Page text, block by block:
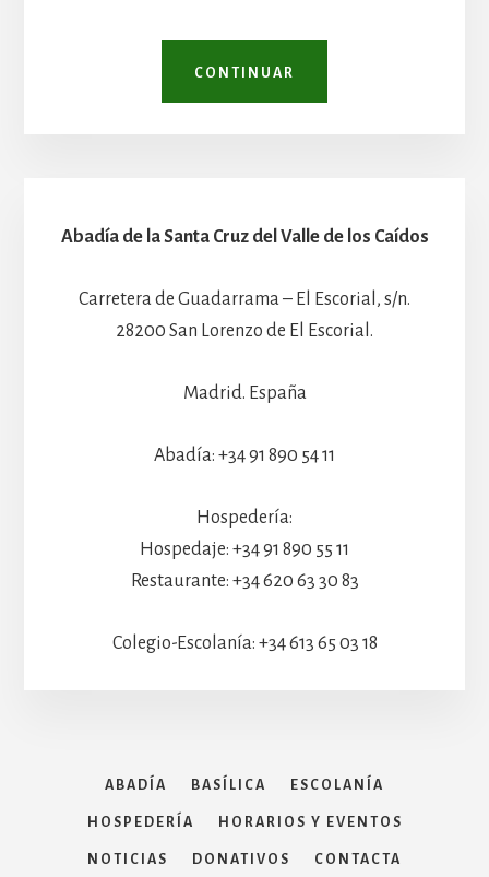
CONTINUAR
Abadía de la Santa Cruz del Valle de los Caídos
Carretera de Guadarrama – El Escorial, s/n.
28200 San Lorenzo de El Escorial.
Madrid. España
Abadía: +34 91 890 54 11
Hospedería:
Hospedaje: +34 91 890 55 11
Restaurante: +34 620 63 30 83
Colegio-Escolanía: +34 613 65 03 18
ABADÍA BASÍLICA ESCOLANÍA
HOSPEDERÍA HORARIOS Y EVENTOS
NOTICIAS DONATIVOS CONTACTA